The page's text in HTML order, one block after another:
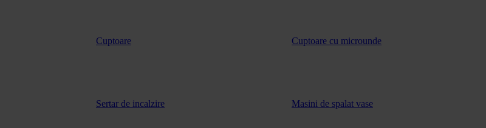
Cuptoare Cuptoare cu microunde
Sertar de incalzire Masini de spalat vase